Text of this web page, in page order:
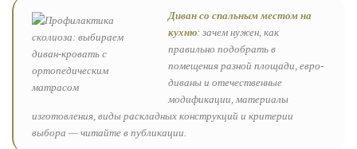
Диван со спальным местом на
кухню: зачем нужен, как
правильно подобрать в
помещения разной площади, евро-
диваны и отечественные
модификации, материалы
изготовления, виды раскладных конструкций и критерии
выбора — читайте в публикации.